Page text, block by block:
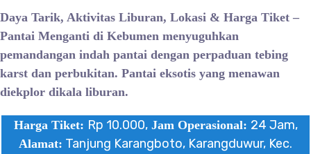
Daya Tarik, Aktivitas Liburan, Lokasi & Harga Tiket –
Pantai Menganti di Kebumen menyuguhkan
pemandangan indah pantai dengan perpaduan tebing
karst dan perbukitan. Pantai eksotis yang menawan
diekplor dikala liburan.
Harga Tiket: Rp 10.000,Jam Operasional: 24 Jam,
Alamat: Tanjung Karangboto, Karangduwur, Kec.